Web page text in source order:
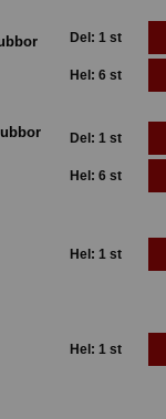
Del: 1 st
Hel: 6 st
Del: 1 st
Hel: 6 st
Hel: 1 st
Hel: 1 st